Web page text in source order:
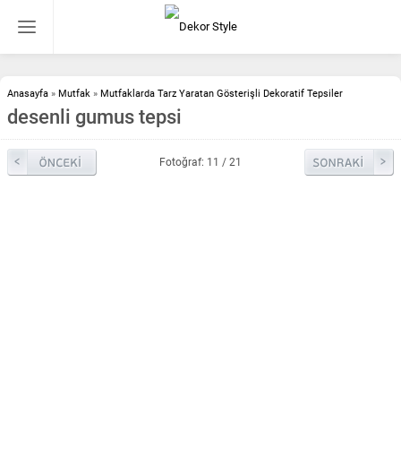
Anasayfa » Mutfak » Mutfaklarda Tarz Yaratan Gösterişli Dekoratif Tepsiler
desenli gumus tepsi
Fotoğraf: 11 / 21